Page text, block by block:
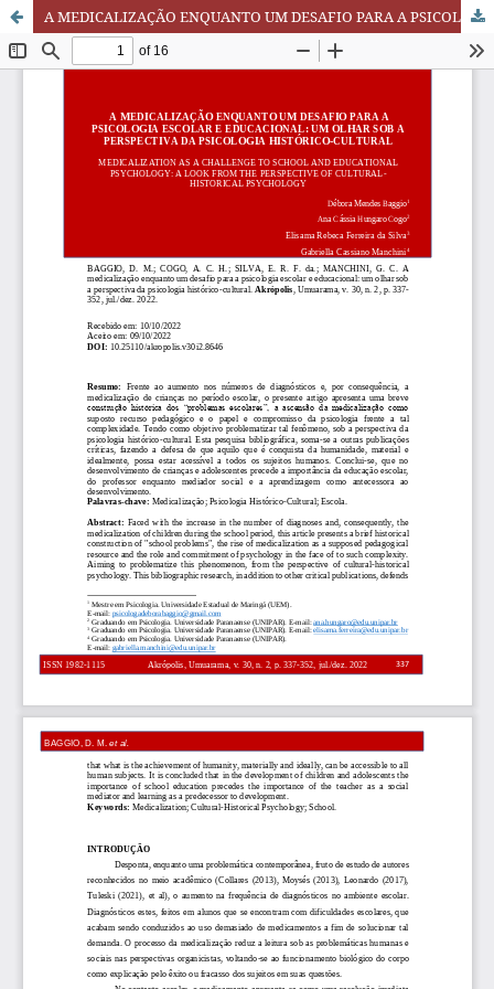
A MEDICALIZAÇÃO ENQUANTO UM DESAFIO PARA A PSICOLOGIA ESCOLAR E EDUCACIONAL: UM OLHAR SOB A PERSPECTIVA DA PSICOLOGIA HISTÓRICO-CULTURAL